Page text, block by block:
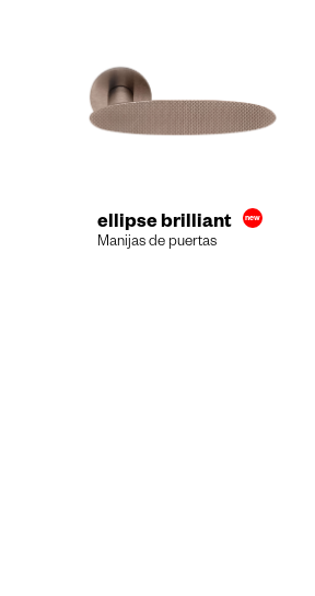
ellipse brilliant
Manijas de puertas